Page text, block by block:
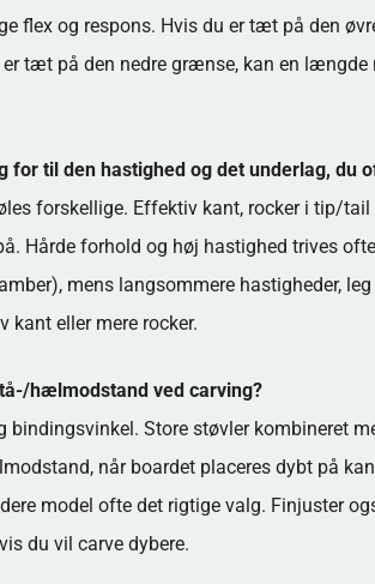
flex og respons. Hvis du er tæt på den
tæt på den nedre grænse, kan en længde
til den hastighed og det underlag, du
forskellige. Effektiv kant, rocker i tip/tail
Hårde forhold og høj hastighed trives
mens langsommere hastigheder,
kant eller mere rocker.
hælmodstand ved carving?
Store støvler kombineret
når boardet placeres dybt på
model ofte det rigtige valg. Finjuster
du vil carve dybere.